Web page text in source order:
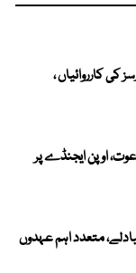
کی کارروائیاں ،
اوپن ایجنڈے پر
متعدد اہم عہدوں